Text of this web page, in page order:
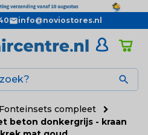
info@noviostores.nl

Fonteinsets compleet
beton donkergrijs - kraan